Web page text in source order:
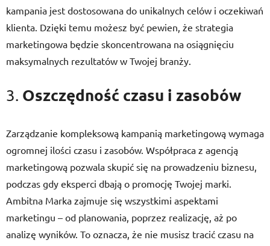
kampania jest dostosowana do unikalnych celów i oczekiwań
klienta. Dzięki temu możesz być pewien, że strategia
marketingowa będzie skoncentrowana na osiągnięciu
maksymalnych rezultatów w Twojej branży.
3. Oszczędność czasu i zasobów
Zarządzanie kompleksową kampanią marketingową wymaga
ogromnej ilości czasu i zasobów. Współpraca z agencją
marketingową pozwala skupić się na prowadzeniu biznesu,
podczas gdy eksperci dbają o promocję Twojej marki.
Ambitna Marka zajmuje się wszystkimi aspektami
marketingu – od planowania, poprzez realizację, aż po
analizę wyników. To oznacza, że nie musisz tracić czasu na